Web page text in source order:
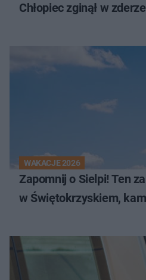
Chłopiec zginął w
WAKACJE 2026
Zapomnij o Sielpi! Ten
w Świętokrzyskiem,